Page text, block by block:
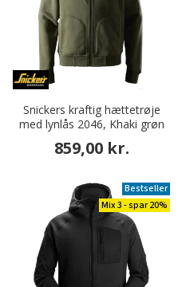
Snickers kraftig hættetrøje
med lynlås 2046, Khaki grøn
859,00 kr.
Bestseller
Mix 3 - spar 20%